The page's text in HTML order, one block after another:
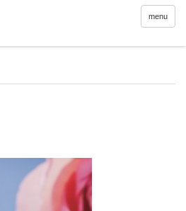
menu